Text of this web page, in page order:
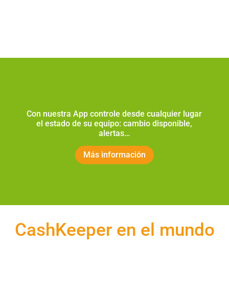
Con nuestra App controle desde cualquier lugar
el estado de su equipo: cambio disponible,
alertas…
Más información
CashKeeper en el mundo